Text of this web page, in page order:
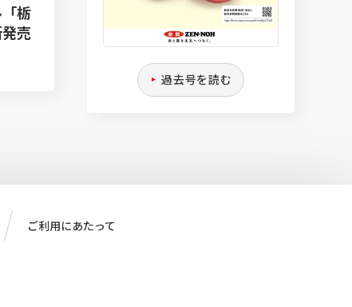
栃
売
過去号を読む
ご利用にあたって